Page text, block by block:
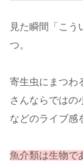
見た瞬間「こう
つ。
寄生虫にまつわ
さんならではの
などのライブ感
魚介類は生物で